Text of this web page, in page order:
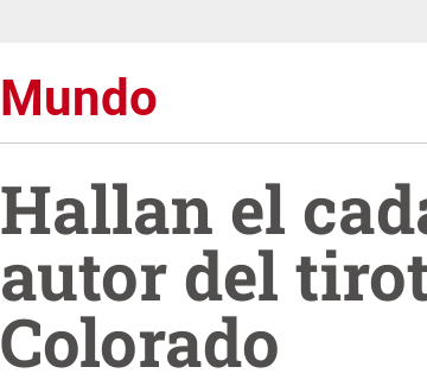
Mundo
Hallan el
autor del
Colorado